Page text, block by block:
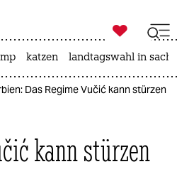
ich
ich

taz zahl ich
katzen landtagswahl in
Das Regime Vučić kann stürzen
kann stürzen